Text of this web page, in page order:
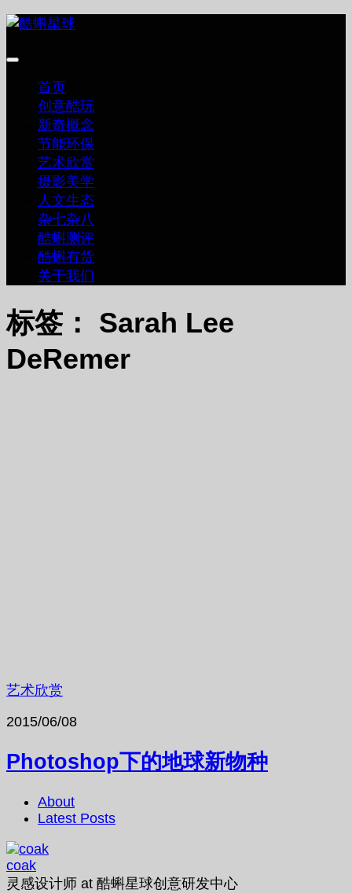
跳
内
首页
创意酷玩
新奇概念
节能环保
艺术欣赏
摄影美学
人文生态
杂七杂八
酷蝌测评
酷蝌有货
关于我们
标签： Sarah Lee
DeRemer
艺术欣赏
2015/06/08
Photoshop下的地球新物种
About
Latest Posts
coak
灵感设计师 at 酷蝌星球创意研发中心